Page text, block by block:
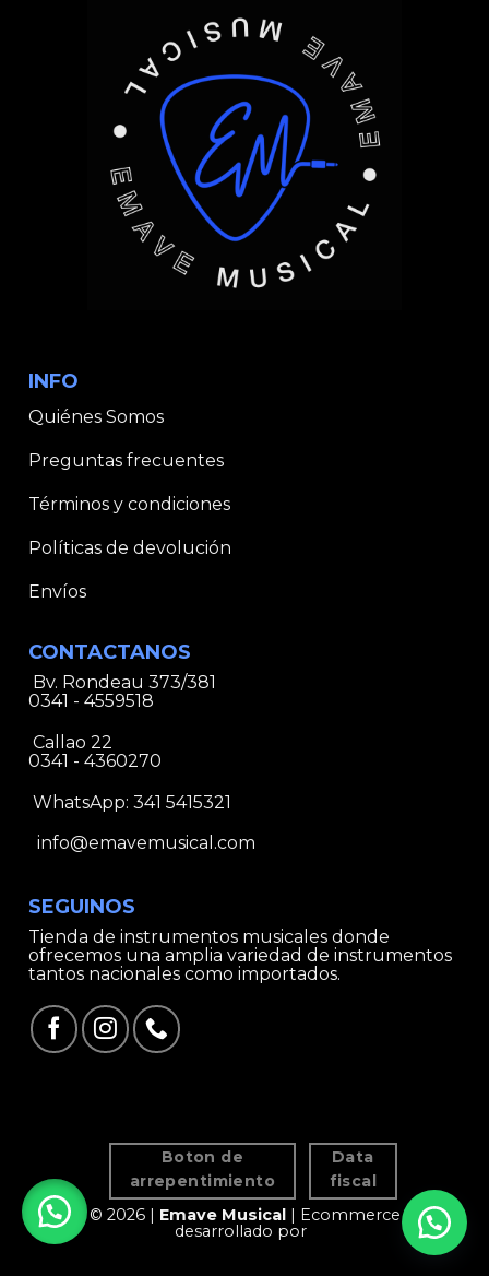
INFO
Quiénes Somos
Preguntas frecuentes
Términos y condiciones
Políticas de devolución
Envíos
CONTACTANOS
Bv. Rondeau 373/381
0341 - 4559518
Callao 22
0341 - 4360270
WhatsApp: 341 5415321
info@emavemusical.com
SEGUINOS
Tienda de instrumentos musicales donde
ofrecemos una amplia variedad de instrumentos
tantos nacionales como importados.
Boton de
arrepentimiento
Data
fiscal
© 2026 | Emave Musical
| Ecommerce
desarrollado por